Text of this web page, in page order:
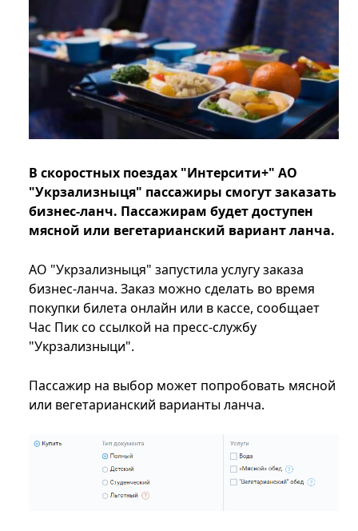
В скоростных поездах "Интерсити+" АО
"Укрзализныця" пассажиры смогут заказать
бизнес-ланч. Пассажирам будет доступен
мясной или вегетарианский вариант ланча.
АО "Укрзализныця" запустила услугу заказа
бизнес-ланча. Заказ можно сделать во время
покупки билета онлайн или в кассе, сообщает
Час Пик со ссылкой на пресс-службу
"Укрзализныци".
Пассажир на выбор может попробовать мясной
или вегетарианский варианты ланча.